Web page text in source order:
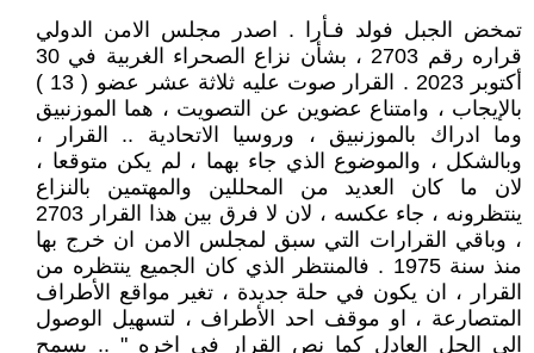
تمخض الجبل فولد فـأرا . اصدر مجلس الامن الدولي
قراره رقم 2703 ، بشأن نزاع الصحراء الغربية في 30
أكتوبر 2023 . القرار صوت عليه ثلاثة عشر عضو ( 13 )
بالإيجاب ، وامتناع عضوين عن التصويت ، هما الموزنبيق
وما ادراك بالموزنبيق ، وروسيا الاتحادية .. القرار ،
وبالشكل ، والموضوع الذي جاء بهما ، لم يكن متوقعا ،
لان ما كان العديد من المحللين والمهتمين بالنزاع
ينتظرونه ، جاء عكسه ، لان لا فرق بين هذا القرار 2703
، وباقي القرارات التي سبق لمجلس الامن ان خرج بها
منذ سنة 1975 . فالمنتظر الذي كان الجميع ينتظره من
القرار ، ان يكون في حلة جديدة ، تغير مواقع الأطراف
المتصارعة ، او موقف احد الأطراف ، لتسهيل الوصول
الى الحل العادل كما نص القرار في اخره " .. يسمح